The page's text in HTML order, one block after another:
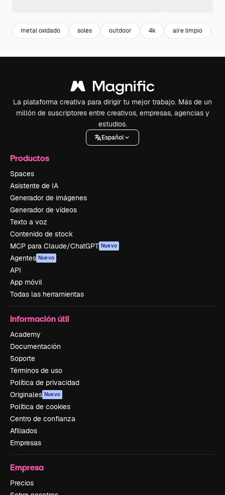
metal oxidado soles outdoor 4k aire limpio
La plataforma creativa para dirigir tu mejor trabajo. Más de un
millón de suscriptores entre creativos, empresas, agencias y
estudios.
Español
Productos
Spaces
Asistente de IA
Generador de imágenes
Generador de vídeos
Texto a voz
Contenido de stock
MCP para Claude/ChatGPT Nuevo
Agentes Nuevo
API
App móvil
Todas las herramientas
Información útil
Academy
Documentación
Soporte
Términos de uso
Política de privacidad
Originales Nuevo
Política de cookies
Centro de confianza
Afiliados
Empresas
Empresa
Precios